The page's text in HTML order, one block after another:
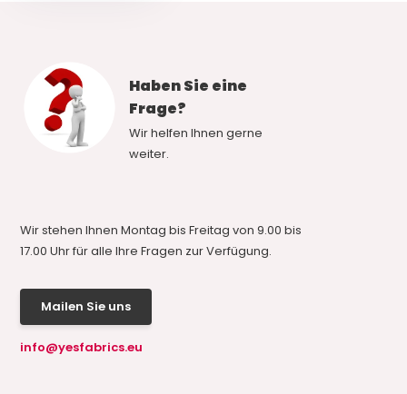
Haben Sie eine
Frage?
Wir helfen Ihnen gerne
weiter.
Wir stehen Ihnen Montag bis Freitag von 9.00 bis
17.00 Uhr für alle Ihre Fragen zur Verfügung.
Mailen Sie uns
info@yesfabrics.eu